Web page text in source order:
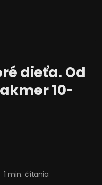
dieťa. Od
10-
1 min. čítania